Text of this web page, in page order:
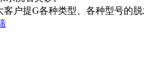
户提G各种类型、各种型号的